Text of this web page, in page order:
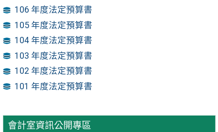
會計室資訊公開專區
106 年度法定預算書
105 年度法定預算書
104 年度法定預算書
103 年度法定預算書
102 年度法定預算書
101 年度法定預算書